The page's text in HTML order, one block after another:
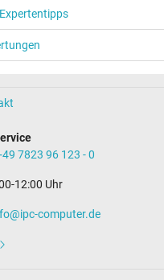
7823 96 123 - 0
12:00 Uhr
computer.de